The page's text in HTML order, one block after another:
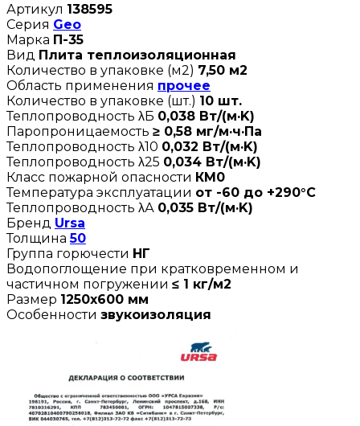
Артикул 138595
Серия Geo
Марка П-35
Вид Плита теплоизоляционная
Количество в упаковке (м2) 7,50 м2
Область применения прочее
Количество в упаковке (шт.) 10 шт.
Теплопроводность λБ 0,038 Вт/(м·K)
Паропроницаемость ≥ 0,58 мг/м·ч·Па
Теплопроводность λ10 0,032 Вт/(м·K)
Теплопроводность λ25 0,034 Вт/(м·K)
Класс пожарной опасности КМ0
Температура эксплуатации от -60 до +290°C
Теплопроводность λА 0,035 Вт/(м·K)
Бренд Ursa
Толщина50
Группа горючести НГ
Водопоглощение при кратковременном и
частичном погружении ≤ 1 кг/м2
Размер 1250х600 мм
Особенности звукоизоляция